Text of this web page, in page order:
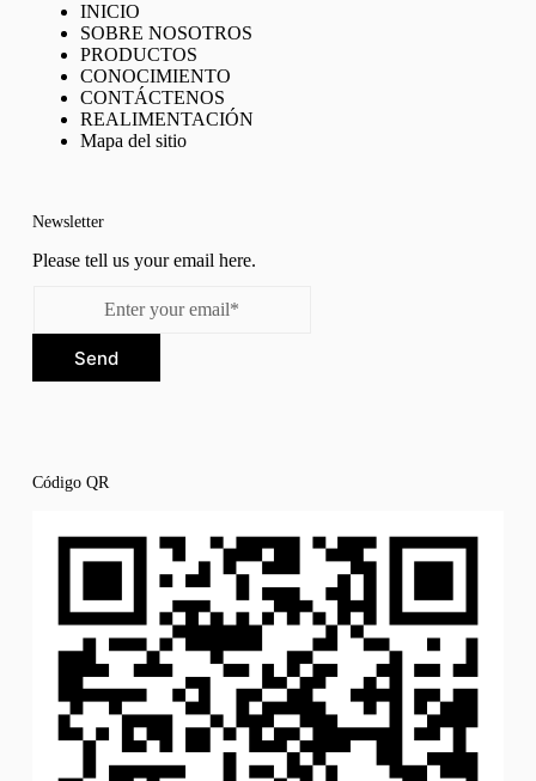
INICIO
SOBRE NOSOTROS
PRODUCTOS
CONOCIMIENTO
CONTÁCTENOS
REALIMENTACIÓN
Mapa del sitio
Newsletter
Please tell us your email here.
Send
Código QR